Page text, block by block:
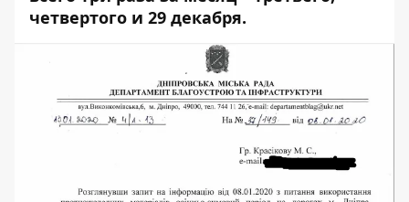
четвертого и 29 декабря.